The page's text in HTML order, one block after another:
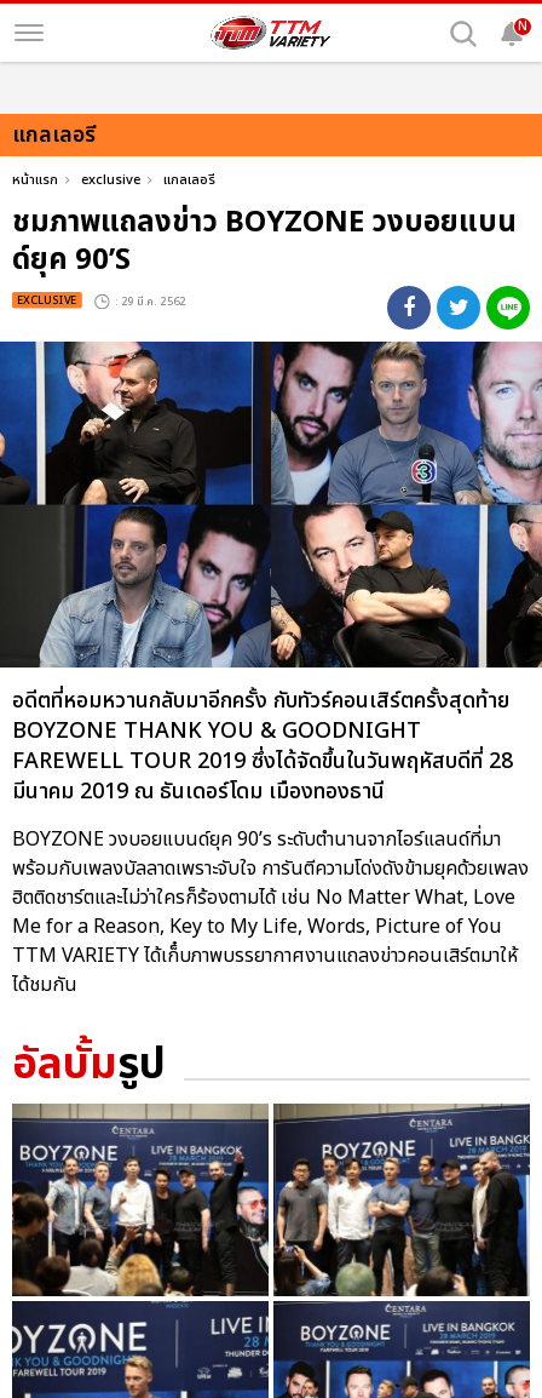
N
แกลเลอรี
หน้าแรก exclusive แกลเลอรี
ชมภาพแถลงข่าว BOYZONE วงบอยแบน
ด์ยุค 90’S
EXCLUSIVE : 29 มี.ค. 2562
อดีตที่หอมหวานกลับมาอีกครั้ง กับทัวร์คอนเสิร์ตครั้งสุดท้าย
BOYZONE THANK YOU & GOODNIGHT
FAREWELL TOUR 2019 ซึ่งได้จัดขึ้นในวันพฤหัสบดีที่ 28
มีนาคม 2019 ณ ธันเดอร์โดม เมืองทองธานี
BOYZONE วงบอยแบนด์ยุค 90’s ระดับตำนานจากไอร์แลนด์ที่มา
พร้อมกับเพลงบัลลาดเพราะจับใจ การันตีความโด่งดังข้ามยุคด้วยเพลง
ฮิตติดชาร์ตและไม่ว่าใครก็ร้องตามได้ เช่น No Matter What, Love
Me for a Reason, Key to My Life, Words, Picture of You
TTM VARIETY ได้เก็๋บภาพบรรยากาศงานแถลงข่าวคอนเสิร์ตมาให้
ได้ชมกัน
อัลบั้มรูป